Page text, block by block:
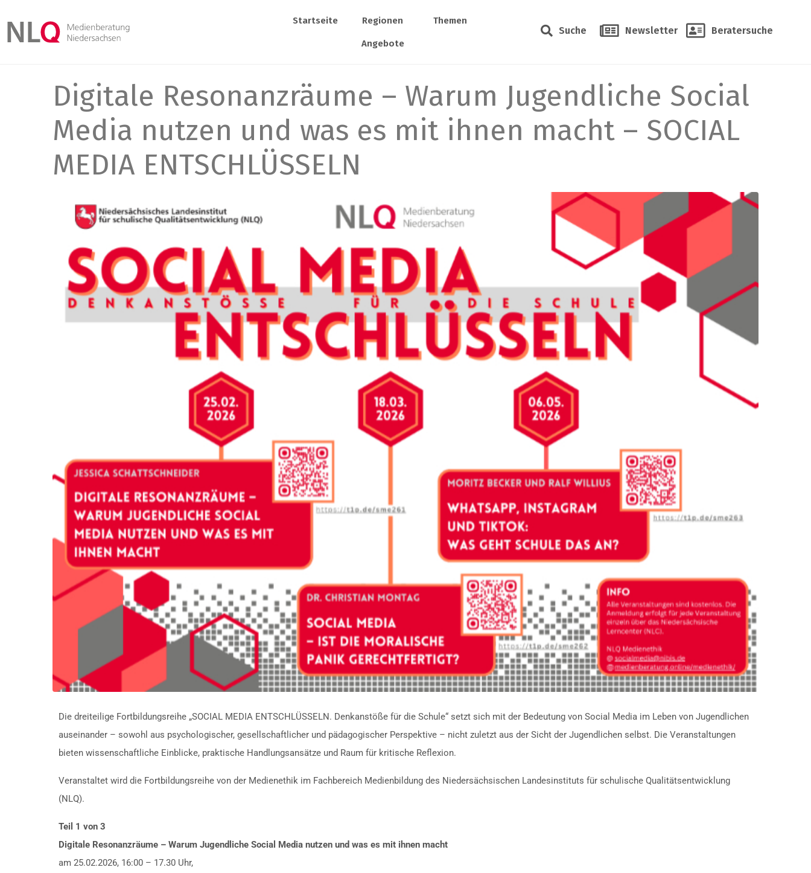
Startseite Regionen Themen
Angebote
Suche Newsletter Beratersuche
Digitale Resonanzräume – Warum Jugendliche Social
Media nutzen und was es mit ihnen macht – SOCIAL
MEDIA ENTSCHLÜSSELN
Die dreiteilige Fortbildungsreihe „SOCIAL MEDIA ENTSCHLÜSSELN. Denkanstöße für die Schule“ setzt sich mit der Bedeutung von Social Media im Leben von Jugendlichen
auseinander – sowohl aus psychologischer, gesellschaftlicher und pädagogischer Perspektive – nicht zuletzt aus der Sicht der Jugendlichen selbst. Die Veranstaltungen
bieten wissenschaftliche Einblicke, praktische Handlungsansätze und Raum für kritische Reflexion.
Veranstaltet wird die Fortbildungsreihe von der Medienethik im Fachbereich Medienbildung des Niedersächsischen Landesinstituts für schulische Qualitätsentwicklung
(NLQ).
Teil 1 von 3
Digitale Resonanzräume – Warum Jugendliche Social Media nutzen und was es mit ihnen macht
am 25.02.2026, 16:00 – 17.30 Uhr,